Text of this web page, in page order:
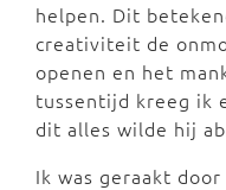
helpen. Dit
creativiteit de
openen en het
tussentijd kreeg ik
dit alles wilde hij
Ik was geraakt